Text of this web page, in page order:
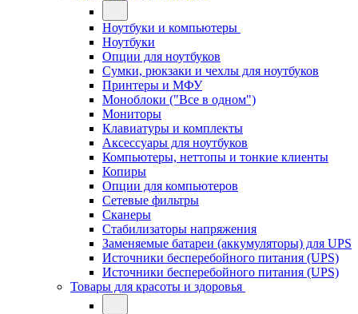
Ноутбуки и компьютеры
Ноутбуки
Опции для ноутбуков
Сумки, рюкзаки и чехлы для ноутбуков
Принтеры и МФУ
Моноблоки ("Все в одном")
Мониторы
Клавиатуры и комплекты
Аксессуары для ноутбуков
Компьютеры, неттопы и тонкие клиенты
Копиры
Опции для компьютеров
Сетевые фильтры
Сканеры
Стабилизаторы напряжения
Заменяемые батареи (аккумуляторы) для UPS
Источники бесперебойного питания (UPS)
Источники бесперебойного питания (UPS)
Товары для красоты и здоровья